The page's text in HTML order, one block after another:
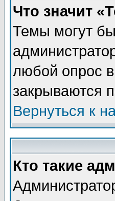
Что значит
Темы могут
любой опрос
закрываются
Вернуться к
Кто такие